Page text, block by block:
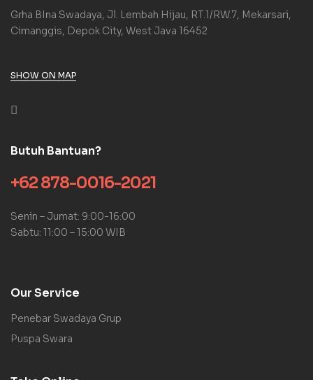
Grha BIna Swadaya, Jl. Lembah Hijau, RT.1/RW.7, Mekarsari,
Cimanggis, Depok City, West Java 16452
SHOW ON MAP
Butuh Bantuan?
+62 878-0016-2021
Senin – Jumat: 9:00-16:00
Sabtu: 11:00 – 15:00 WIB
Our Service
Penebar Swadaya Grup
Puspa Swara